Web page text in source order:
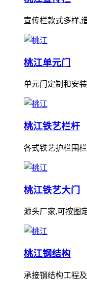
宣传栏款式多样,
桃江单元门
单元门定制和安
桃江铁艺栏杆
各式铁艺护栏围
桃江铁艺大门
源头厂家,可按图
桃江钢结构
承接钢结构工程